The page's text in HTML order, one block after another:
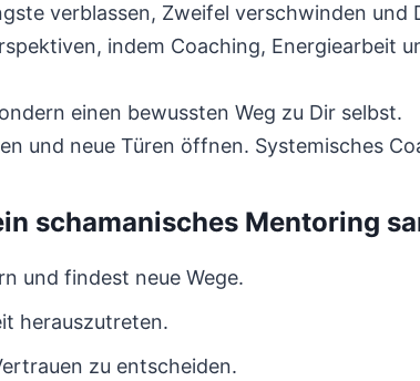
verblassen, Zweifel verschwinden und
indem Coaching, Energiearbeit
einen bewussten Weg zu Dir selbst.
und neue Türen öffnen. Systemisches
schamanisches Mentoring
und findest neue Wege.
herauszutreten.
zu entscheiden.